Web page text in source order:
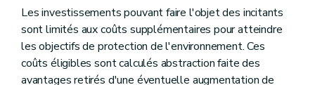
Les investissements pouvant faire l'objet des incitants
sont limités aux coûts supplémentaires pour atteindre
les objectifs de protection de l'environnement. Ces
coûts éligibles sont calculés abstraction faite des
avantages retirés d'une éventuelle augmentation de